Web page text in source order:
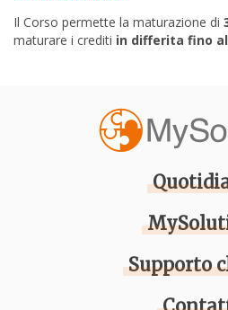
Il Corso permette la maturazione di
maturare i crediti in differita fino
Supporto